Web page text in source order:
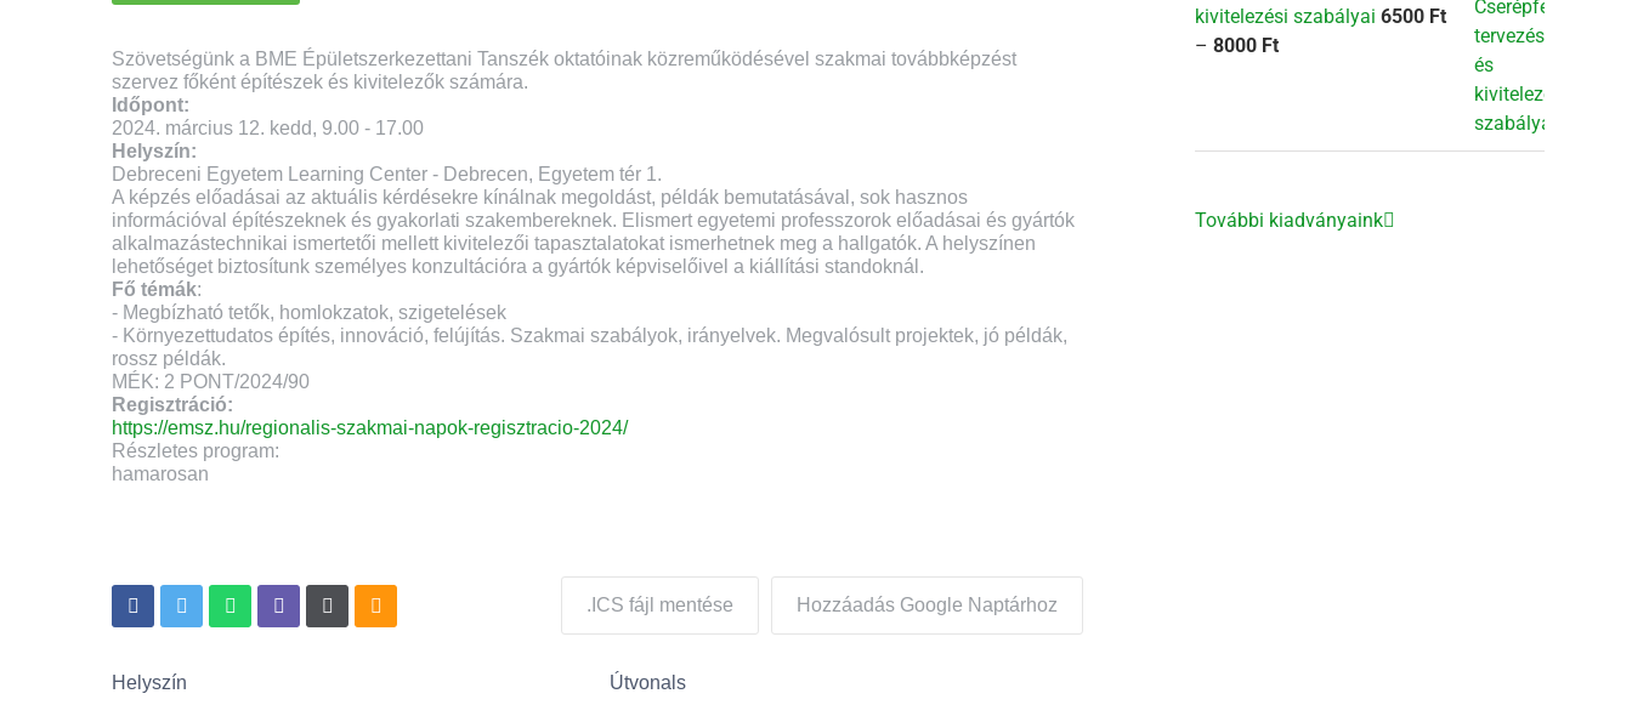
Szövetségünk a BME Épületszerkezettani Tanszék oktatóinak közreműködésével szakmai továbbképzést
szervez főként építészek és kivitelezők számára.
Időpont:
2024. március 12. kedd, 9.00 - 17.00
Helyszín:
Debreceni Egyetem Learning Center - Debrecen, Egyetem tér 1.
A képzés előadásai az aktuális kérdésekre kínálnak megoldást, példák bemutatásával, sok hasznos
információval építészeknek és gyakorlati szakembereknek. Elismert egyetemi professzorok előadásai és gyártók
alkalmazástechnikai ismertetői mellett kivitelezői tapasztalatokat ismerhetnek meg a hallgatók. A helyszínen
lehetőséget biztosítunk személyes konzultációra a gyártók képviselőivel a kiállítási standoknál.
Fő témák:
- Megbízható tetők, homlokzatok, szigetelések
- Környezettudatos építés, innováció, felújítás. Szakmai szabályok, irányelvek. Megvalósult projektek, jó példák,
rossz példák.
MÉK: 2 PONT/2024/90
Regisztráció:
https://emsz.hu/regionalis-szakmai-napok-regisztracio-2024/
Részletes program:
hamarosan
.ICS fájl mentése Hozzáadás Google Naptárhoz
Helyszín Útvonals
kivitelezési szabályai 6500 Ft
– 8000 FtÁrtartomány:
További kiadványaink